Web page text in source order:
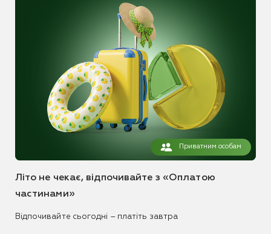
Приватним особам
Літо не чекає, відпочивайте з «Оплатою
частинами»
Відпочивайте сьогодні – платіть завтра